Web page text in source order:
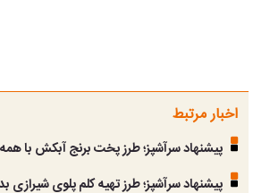
اخبار مرتبط
پیشنهاد سرآشپز؛ طرز پخت برنج آبکش با
پیشنهاد سرآشپز؛ طرز تهیه کلم پلوی